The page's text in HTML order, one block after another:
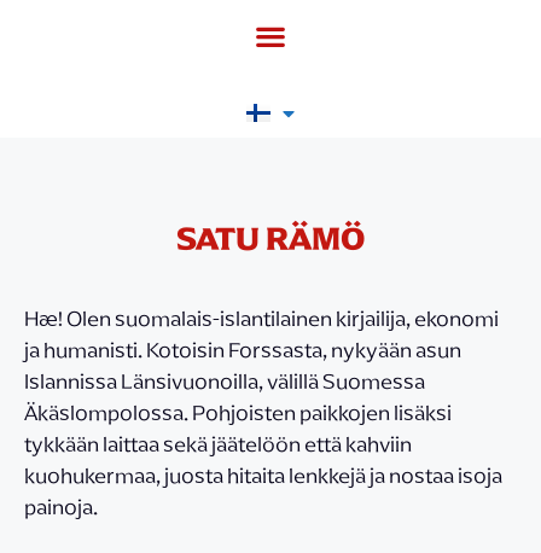
SATU RÄMÖ
Hæ! Olen suomalais-islantilainen kirjailija, ekonomi
ja humanisti. Kotoisin Forssasta, nykyään asun
Islannissa Länsivuonoilla, välillä Suomessa
Äkäslompolossa. Pohjoisten paikkojen lisäksi
tykkään laittaa sekä jäätelöön että kahviin
kuohukermaa, juosta hitaita lenkkejä ja nostaa isoja
painoja.